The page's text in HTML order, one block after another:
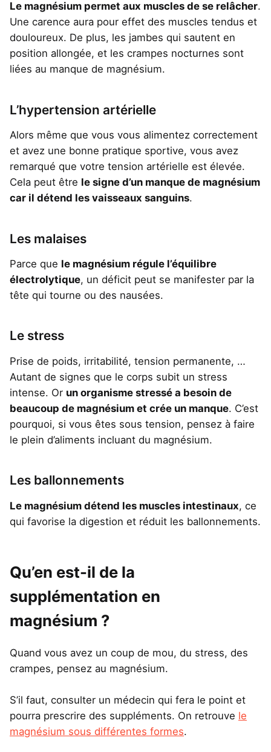
Le magnésium permet aux muscles de se relâcher.
Une carence aura pour effet des muscles tendus et
douloureux. De plus, les jambes qui sautent en
position allongée, et les crampes nocturnes sont
liées au manque de magnésium.
L’hypertension artérielle
Alors même que vous vous alimentez correctement
et avez une bonne pratique sportive, vous avez
remarqué que votre tension artérielle est élevée.
Cela peut être le signe d’un manque de magnésium
car il détend les vaisseaux sanguins.
Les malaises
Parce que le magnésium régule l’équilibre
électrolytique, un déficit peut se manifester par la
tête qui tourne ou des nausées.
Le stress
Prise de poids, irritabilité, tension permanente, …
Autant de signes que le corps subit un stress
intense. Or un organisme stressé a besoin de
beaucoup de magnésium et crée un manque. C’est
pourquoi, si vous êtes sous tension, pensez à faire
le plein d’aliments incluant du magnésium.
Les ballonnements
Le magnésium détend les muscles intestinaux, ce
qui favorise la digestion et réduit les ballonnements.
Qu’en est-il de la
supplémentation en
magnésium ?
Quand vous avez un coup de mou, du stress, des
crampes, pensez au magnésium.
S’il faut, consulter un médecin qui fera le point et
pourra prescrire des suppléments. On retrouve le
magnésium sous différentes formes.